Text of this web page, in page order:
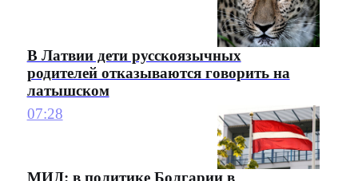
В Латвии дети русскоязычных
родителей отказываются говорить на
латышском
07:28
МИД: в политике Болгарии в